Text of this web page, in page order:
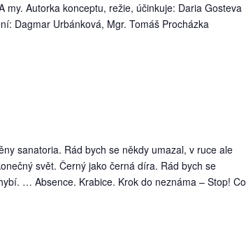
my. Autorka konceptu, režie, účinkuje: Daria Gosteva
Dagmar Urbánková, Mgr. Tomáš Procházka
sanatoria. Rád bych se někdy umazal, v ruce ale
svět. Černý jako černá díra. Rád bych se
… Absence. Krabice. Krok do neznáma – Stop! Co